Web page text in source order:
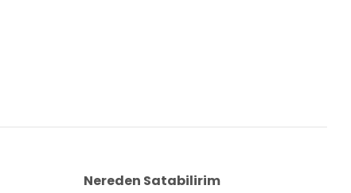
Nereden Satabilirim